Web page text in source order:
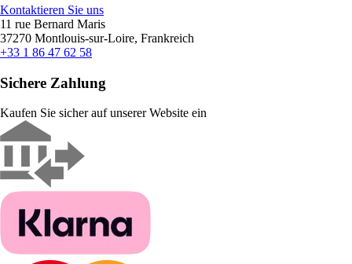
Kontaktieren Sie uns
11 rue Bernard Maris
37270 Montlouis-sur-Loire, Frankreich
+33 1 86 47 62 58
Sichere Zahlung
Kaufen Sie sicher auf unserer Website ein